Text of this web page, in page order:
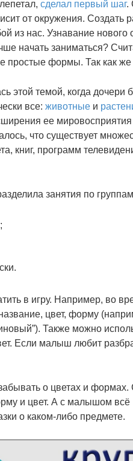
сделал первый шаг.
от окружения. Создать
из нас. Узнавание
начать заниматься?
простые формы. Так как
этой темой, когда
все: животные и
ее
что существует
книг, программ
занятия по
в игру. Например, во
цвет, форму
Также можно
Если малыш любит
о цветах и
и цвет. А с малышом
о каком-либо предмете.